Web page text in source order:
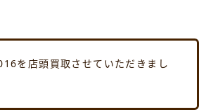
を店頭買取させていただきまし